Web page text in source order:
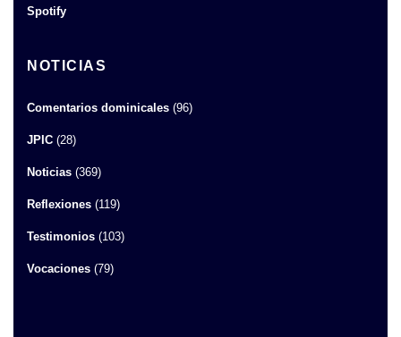
Spotify
NOTICIAS
Comentarios dominicales (96)
JPIC (28)
Noticias (369)
Reflexiones (119)
Testimonios (103)
Vocaciones (79)